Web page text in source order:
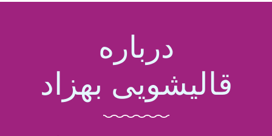
درباره
قالیشویی بهزاد